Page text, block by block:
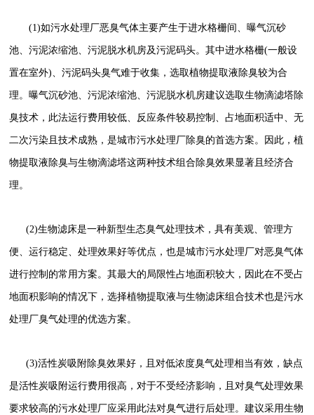
(1)如污水处理厂恶臭气体主要产生于进水格栅间、曝气沉砂
池、污泥浓缩池、污泥脱水机房及污泥码头。其中进水格栅(一般设
置在室外)、污泥码头臭气难于收集，选取植物提取液除臭较为合
理。曝气沉砂池、污泥浓缩池、污泥脱水机房建议选取生物滴滤塔除
臭技术，此法运行费用较低、反应条件较易控制、占地面积适中、无
二次污染且技术成熟，是城市污水处理厂除臭的首选方案。因此，植
物提取液除臭与生物滴滤塔这两种技术组合除臭效果显著且经济合
理。
(2)生物滤床是一种新型生态臭气处理技术，具有美观、管理方
便、运行稳定、处理效果好等优点，也是城市污水处理厂对恶臭气体
进行控制的常用方案。其最大的局限性占地面积较大，因此在不受占
地面积影响的情况下，选择植物提取液与生物滤床组合技术也是污水
处理厂臭气处理的优选方案。
(3)活性炭吸附除臭效果好，且对低浓度臭气处理相当有效，缺点
是活性炭吸附运行费用很高，对于不受经济影响，且对臭气处理效果
要求较高的污水处理厂应采用此法对臭气进行后处理。建议采用生物